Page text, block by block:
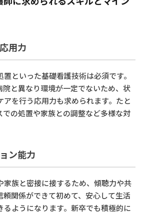
用力
といった基礎看護技術は必須です。
院と異なり環境が一定でないため、状
アを行う応用力も求められます。たと
での処置や家族との調整など多様な対
ン能力
家族と密接に接するため、傾聴力や共
頼関係ができて初めて、安心して生活
るようになります。新卒でも積極的に